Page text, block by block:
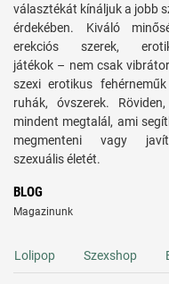
választékát kínáljuk a jobb
érdekében. Kiváló
erekciós szerek,
játékok – nem csak
szexi erotikus
ruhák, óvszerek.
mindent megtalál, ami
megmenteni vagy
szexuális életét.
BLOG
Magazinunk
Lolipop Szexshop